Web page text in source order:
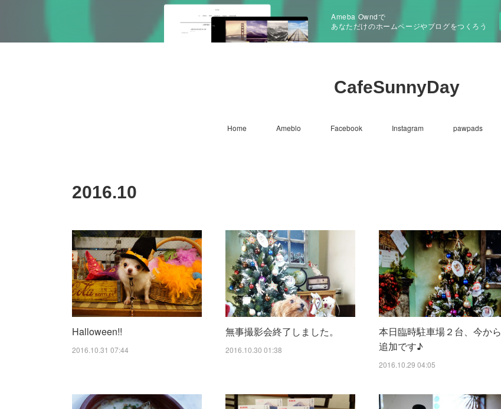
Ameba Owndで
あなただけのホームページやブログをつくろう
CafeSunnyDay
Home Ameblo Facebook Instagram pawpads
2016.10
Halloween!!
2016.10.31 07:44
無事撮影会終了しました。
2016.10.30 01:38
本日臨時駐車場２台、今から
追加です♪
2016.10.29 04:05